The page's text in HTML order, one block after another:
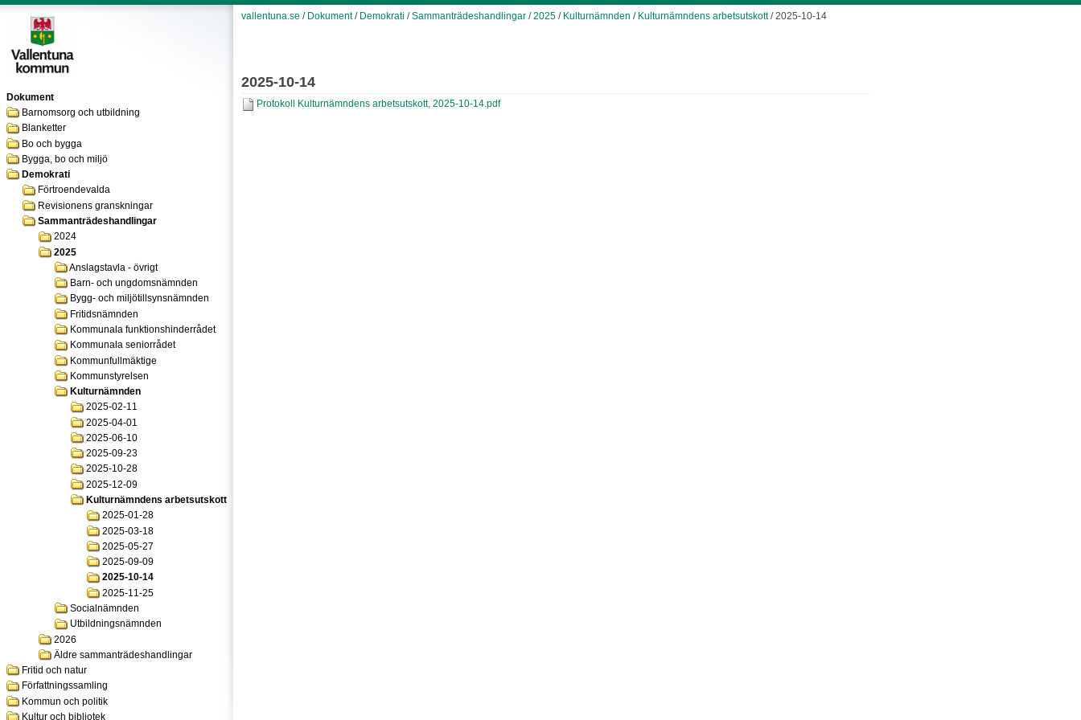
Dokument
Barnomsorg och utbildning
Blanketter
Bo och bygga
Bygga, bo och miljö
Demokrati
Förtroendevalda
Revisionens granskningar
Sammanträdeshandlingar
2024
2025
Anslagstavla - övrigt
Barn- och ungdomsnämnden
Bygg- och miljötillsynsnämnden
Fritidsnämnden
Kommunala funktionshinderrådet
Kommunala seniorrådet
Kommunfullmäktige
Kommunstyrelsen
Kulturnämnden
2025-02-11
2025-04-01
2025-06-10
2025-09-23
2025-10-28
2025-12-09
Kulturnämndens arbetsutskott
2025-01-28
2025-03-18
2025-05-27
2025-09-09
2025-10-14
2025-11-25
Socialnämnden
Utbildningsnämnden
2026
Äldre sammanträdeshandlingar
Fritid och natur
Författningssamling
Kommun och politik
Kultur och bibliotek
vallentuna.se / Dokument/ Demokrati /Sammanträdeshandlingar /2025 / Kulturnämnden / Kulturnämndens arbetsutskott/ 2025-10-14
2025-10-14
Protokoll Kulturnämndens arbetsutskott, 2025-10-14.pdf